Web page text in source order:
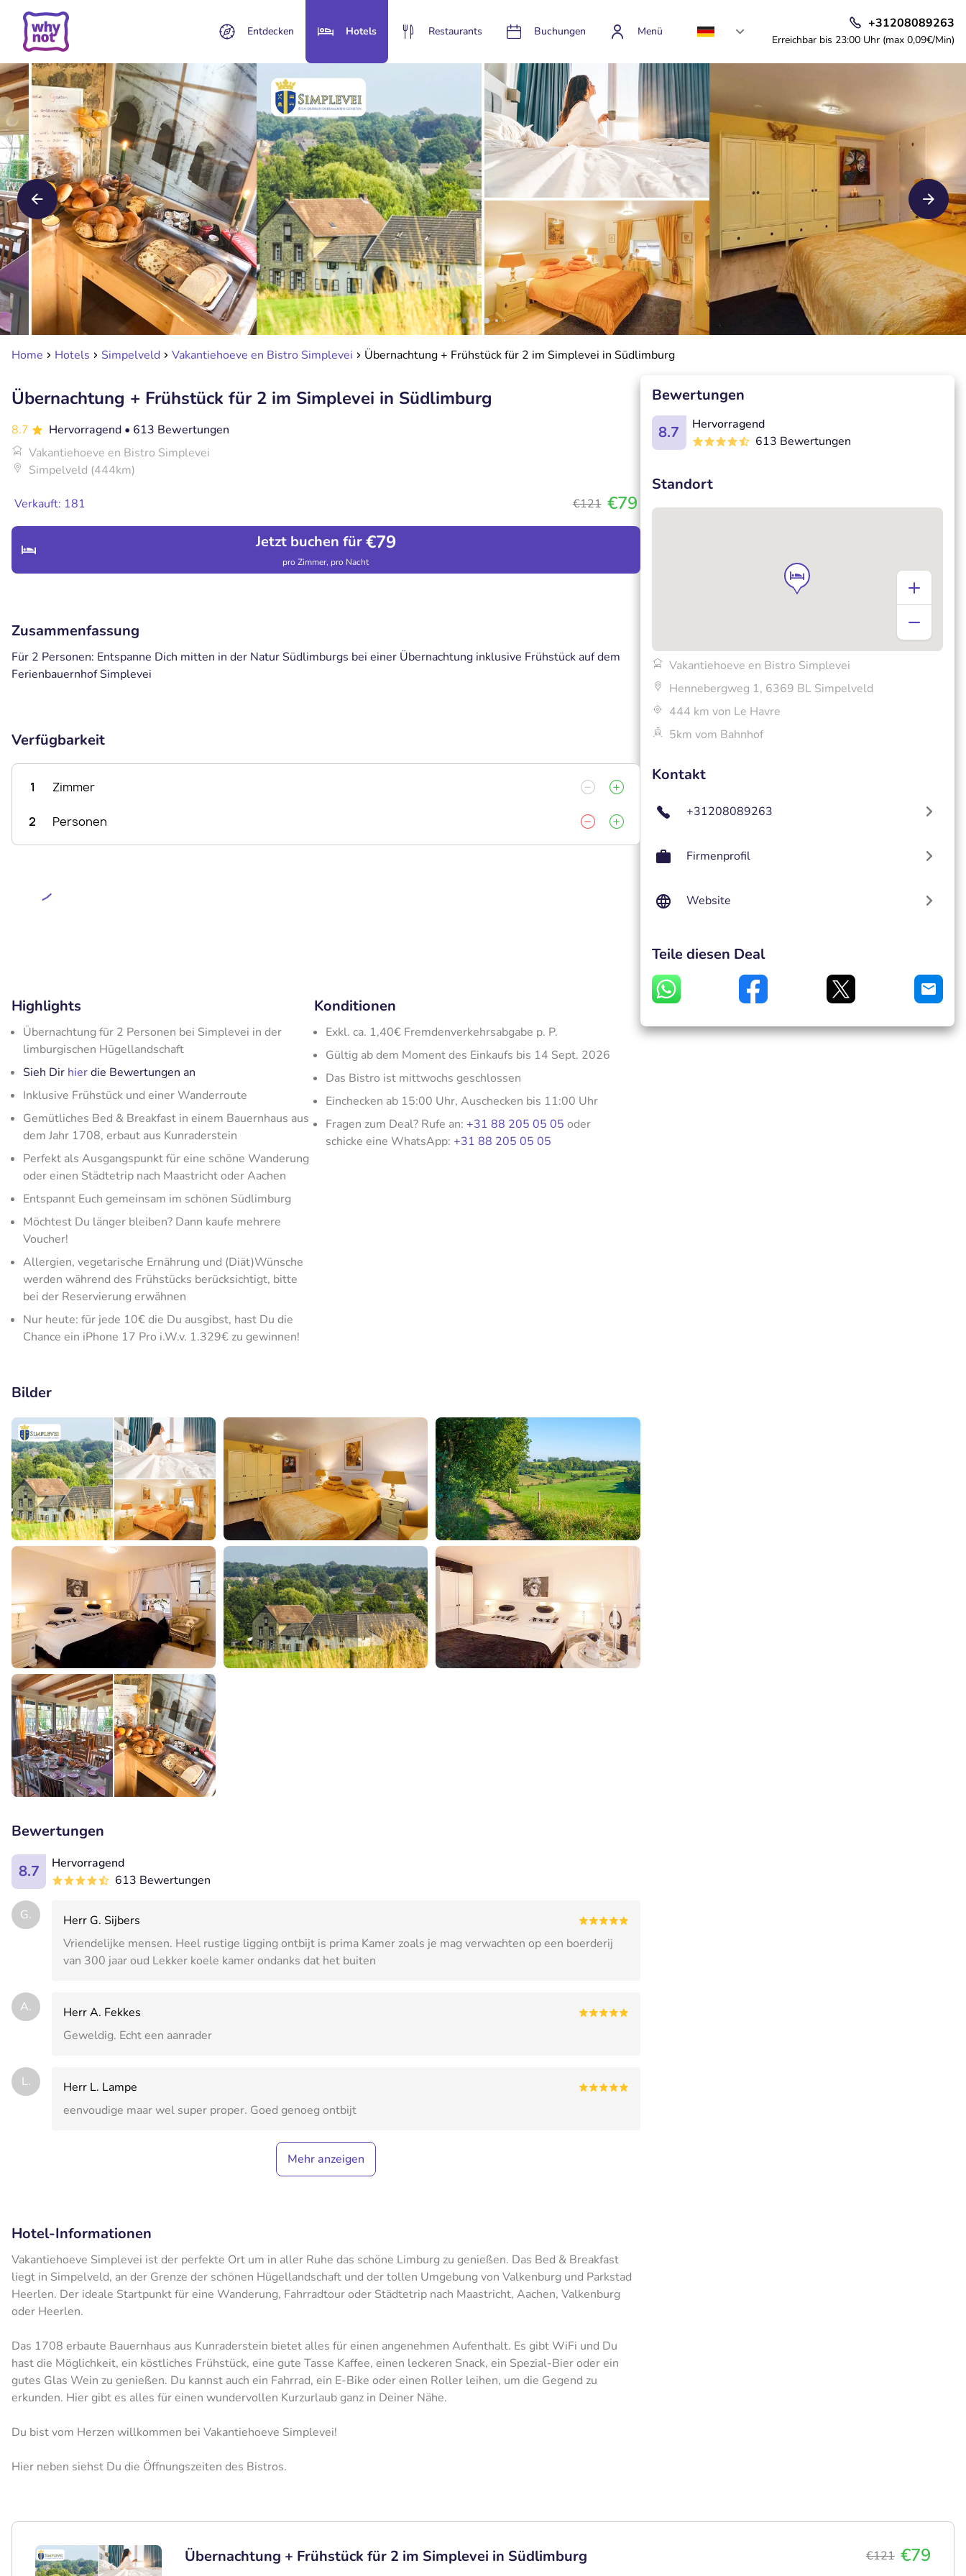
Entdecken Hotels Restaurants Buchungen Menü
+31208089263
Erreichbar bis 23:00 Uhr (max 0,09€/Min)
Home Hotels Simpelveld Vakantiehoeve en Bistro Simplevei Übernachtung + Frühstück für 2 im Simplevei in Südlimburg
Übernachtung + Frühstück für 2 im Simplevei in Südlimburg
8.7 Hervorragend • 613 Bewertungen
Vakantiehoeve en Bistro Simplevei
Simpelveld (444km)
Verkauft: 181 €121 €79
Jetzt buchen für€79
pro Zimmer, pro Nacht
Zusammenfassung
Für 2 Personen: Entspanne Dich mitten in der Natur Südlimburgs bei einer Übernachtung inklusive Frühstück auf dem
Ferienbauernhof Simplevei
Verfügbarkeit
1 Zimmer
2 Personen
Highlights
Übernachtung für 2 Personen bei Simplevei in der
limburgischen Hügellandschaft
Sieh Dir hierdie Bewertungen an
Inklusive Frühstück und einer Wanderroute
Gemütliches Bed & Breakfast in einem Bauernhaus aus
dem Jahr 1708, erbaut aus Kunraderstein
Perfekt als Ausgangspunkt für eine schöne Wanderung
oder einen Städtetrip nach Maastricht oder Aachen
Entspannt Euch gemeinsam im schönen Südlimburg
Möchtest Du länger bleiben? Dann kaufe mehrere
Voucher!
Allergien, vegetarische Ernährung und (Diät)Wünsche
werden während des Frühstücks berücksichtigt, bitte
bei der Reservierung erwähnen
Nur heute: für jede 10€ die Du ausgibst, hast Du die
Chance ein iPhone 17 Pro i.W.v. 1.329€ zu gewinnen!
Konditionen
Exkl. ca. 1,40€ Fremdenverkehrsabgabe p. P.
Gültig ab dem Moment des Einkaufs bis 14 Sept. 2026
Das Bistro ist mittwochs geschlossen
Einchecken ab 15:00 Uhr, Auschecken bis 11:00 Uhr
Fragen zum Deal? Rufe an: +31 88 205 05 05 oder
schicke eine WhatsApp: +31 88 205 05 05
Bilder
Bewertungen
8.7
Hervorragend
613 Bewertungen
G.
Herr G. Sijbers
Vriendelijke mensen. Heel rustige ligging ontbijt is prima Kamer zoals je mag verwachten op een boerderij
van 300 jaar oud Lekker koele kamer ondanks dat het buiten
A.
Herr A. Fekkes
Geweldig. Echt een aanrader
L.
Herr L. Lampe
eenvoudige maar wel super proper. Goed genoeg ontbijt
Mehr anzeigen
Hotel-Informationen
Vakantiehoeve Simplevei ist der perfekte Ort um in aller Ruhe das schöne Limburg zu genießen. Das Bed & Breakfast
liegt in Simpelveld, an der Grenze der schönen Hügellandschaft und der tollen Umgebung von Valkenburg und Parkstad
Heerlen. Der ideale Startpunkt für eine Wanderung, Fahrradtour oder Städtetrip nach Maastricht, Aachen, Valkenburg
oder Heerlen.
Das 1708 erbaute Bauernhaus aus Kunraderstein bietet alles für einen angenehmen Aufenthalt. Es gibt WiFi und Du
hast die Möglichkeit, ein köstliches Frühstück, eine gute Tasse Kaffee, einen leckeren Snack, ein Spezial-Bier oder ein
gutes Glas Wein zu genießen. Du kannst auch ein Fahrrad, ein E-Bike oder einen Roller leihen, um die Gegend zu
erkunden. Hier gibt es alles für einen wundervollen Kurzurlaub ganz in Deiner Nähe.
Du bist vom Herzen willkommen bei Vakantiehoeve Simplevei!
Hier neben siehst Du die Öffnungszeiten des Bistros.
Bewertungen
8.7
Hervorragend
613 Bewertungen
Standort
Vakantiehoeve en Bistro Simplevei
Hennebergweg 1, 6369 BL Simpelveld
444 km von Le Havre
5km vom Bahnhof
Kontakt
+31208089263
Firmenprofil
Website
Teile diesen Deal
Übernachtung + Frühstück für 2 im Simplevei in Südlimburg €121 €79